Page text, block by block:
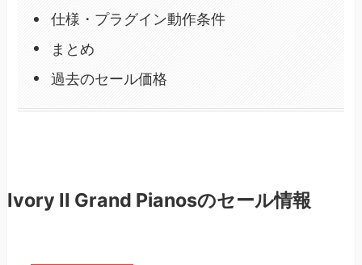
仕様・プラグイン動作条件
まとめ
過去のセール価格
Ivory II Grand Pianosのセール情報